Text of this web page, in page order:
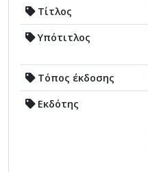
Τίτλος
Υπότιτλος
Τόπος έκδοσης
Εκδότης